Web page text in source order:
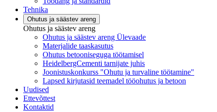
Tehnika
Ohutus ja säästev areng
Ohutus ja säästev areng
Ohutus ja säästev areng Ülevaade
Materjalide taaskasutus
Ohutus betooniseguga töötamisel
HeidelbergCementi tarnijate juhis
Joonistuskonkurss "Ohutu ja turvaline töötamine"
Lapsed kirjutasid teemadel tööohutus ja betoon
Uudised
Ettevõttest
Kontaktid